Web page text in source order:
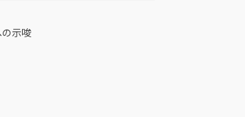
示唆